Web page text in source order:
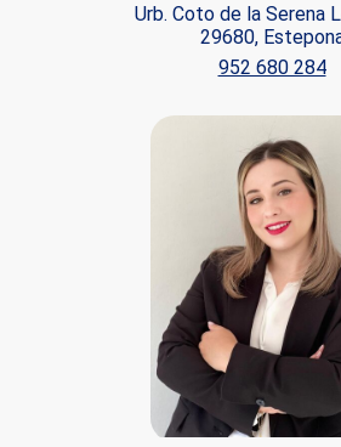
Urb. Coto de la Serena
29680,
952 680 284